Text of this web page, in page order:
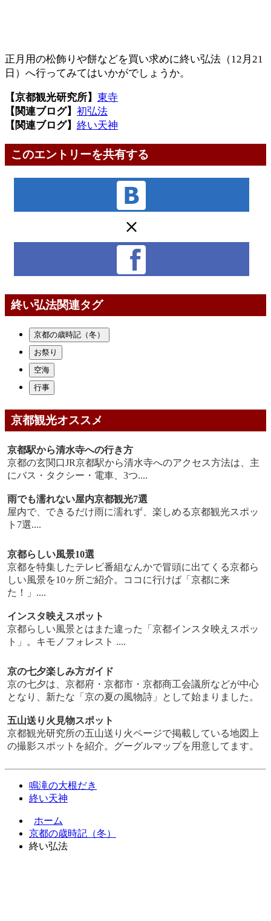
正月用の松飾りや餅などを買い求めに終い弘法（12月21
日）へ行ってみてはいかがでしょうか。
【京都観光研究所】 東寺
【関連ブログ】 初弘法
【関連ブログ】 終い天神
このエントリーを共有する
終い弘法関連タグ
京都の歳時記（冬）
お祭り
空海
行事
京都観光オススメ
京都駅から清水寺への行き方
京都の玄関口JR京都駅から清水寺へのアクセス方法は、主
にバス・タクシー・電車、3つ....
雨でも濡れない屋内京都観光7選
屋内で、できるだけ雨に濡れず、楽しめる京都観光スポッ
ト7選....
京都らしい風景10選
京都を特集したテレビ番組なんかで冒頭に出てくる京都ら
しい風景を10ヶ所ご紹介。ココに行けば「京都に来
た！」....
インスタ映えスポット
京都らしい風景とはまた違った「京都インスタ映えスポッ
ト」。キモノフォレスト ....
京の七夕楽しみ方ガイド
京の七夕は、京都府・京都市・京都商工会議所などが中心
となり、新たな「京の夏の風物詩」として始まりました。
五山送り火見物スポット
京都観光研究所の五山送り火ページで掲載している地図上
の撮影スポットを紹介。グーグルマップを用意してます。
鳴滝の大根だき
終い天神
ホーム
京都の歳時記（冬）
終い弘法